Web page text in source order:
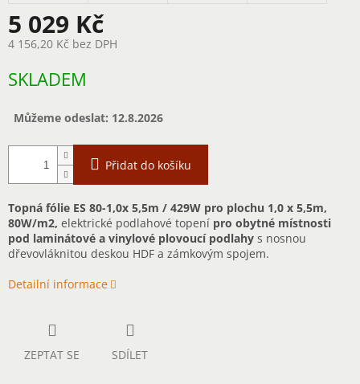
5 029 Kč
4 156,20 Kč bez DPH
cena:
SKLADEM
Můžeme odeslat: 12.8.2026
Přidat do košíku
Topná fólie ES 80-1,0x 5,5m / 429W pro plochu 1,0 x 5,5m,
80W/m2, elektrické podlahové topení pro obytné místnosti
pod laminátové a vinylové plovoucí podlahy s nosnou
dřevovláknitou deskou HDF a zámkovým spojem.
Detailní informace
ZEPTAT SE SDÍLET